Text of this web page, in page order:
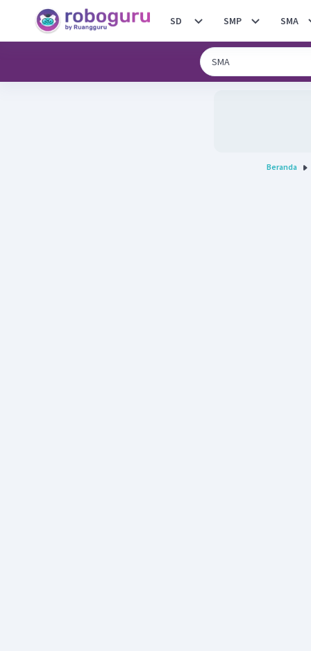
SD SMP SMA
Beranda